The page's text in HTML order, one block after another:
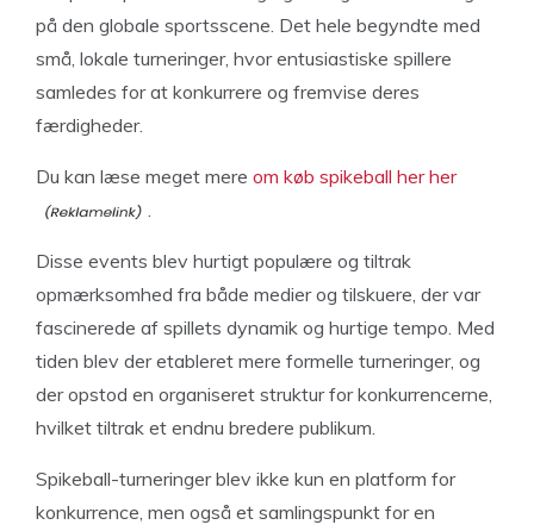
på den globale sportsscene. Det hele begyndte med
små, lokale turneringer, hvor entusiastiske spillere
samledes for at konkurrere og fremvise deres
færdigheder.
Du kan læse meget mere om køb spikeball her her
Disse events blev hurtigt populære og tiltrak
opmærksomhed fra både medier og tilskuere, der var
fascinerede af spillets dynamik og hurtige tempo. Med
tiden blev der etableret mere formelle turneringer, og
der opstod en organiseret struktur for konkurrencerne,
hvilket tiltrak et endnu bredere publikum.
Spikeball-turneringer blev ikke kun en platform for
konkurrence, men også et samlingspunkt for en